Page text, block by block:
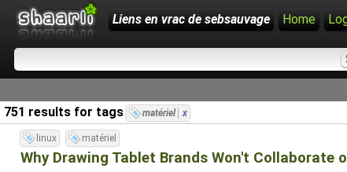
Liens en vrac de sebsauvage Home
751 results for tags
matériel x
linux matériel
Why Drawing Tablet Brands Won't Collaborate